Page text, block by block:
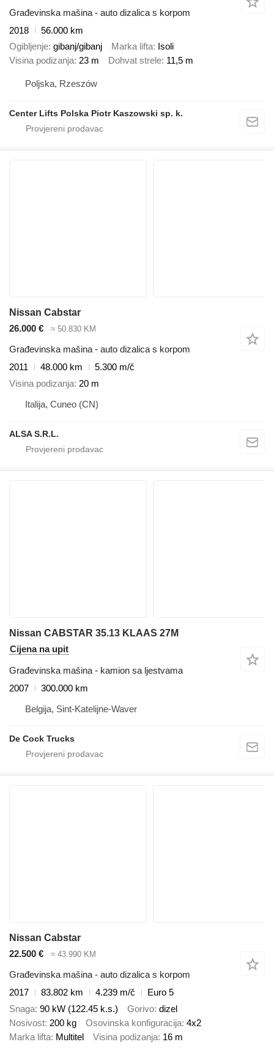
Građevinska mašina - auto dizalica s korpom
2018
56.000 km
Ogibljenje gibanj/gibanj Marka lifta Isoli
Visina podizanja 23 m Dohvat strele 11,5 m
Poljska, Rzeszów
Center Lifts Polska Piotr Kaszowski sp. k.
Nissan Cabstar
26.000 €
≈ 50.830 KM
Građevinska mašina - auto dizalica s korpom
2011
48.000 km
5.300 m/č
Visina podizanja 20 m
Italija, Cuneo (CN)
ALSA S.R.L.
Nissan CABSTAR 35.13 KLAAS 27M
Cijena na upit
Građevinska mašina - kamion sa ljestvama
2007
300.000 km
Belgija, Sint-Katelijne-Waver
De Cock Trucks
Nissan Cabstar
22.500 €
≈ 43.990 KM
Građevinska mašina - auto dizalica s korpom
2017
83.802 km 4.239 m/č
Euro 5
Snaga 90 kW (122.45 k.s.) Gorivo dizel
Nosivost 200 kg Osovinska konfiguracija 4x2
Marka lifta Multitel Visina podizanja 16 m